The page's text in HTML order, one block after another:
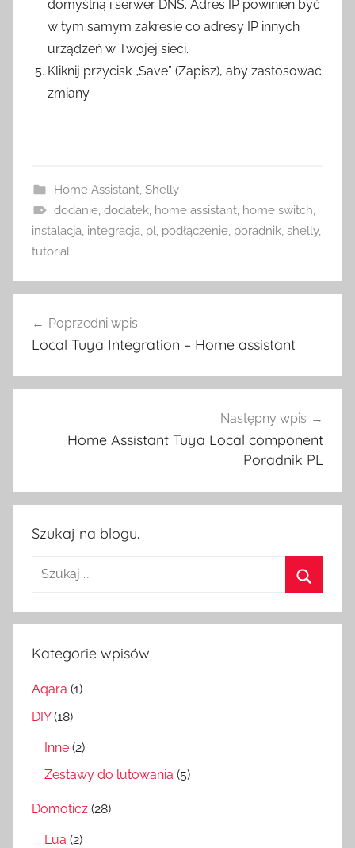
domyślną i serwer DNS. Adres IP powinien być
w tym samym zakresie co adresy IP innych
urządzeń w Twojej sieci.
Kliknij przycisk „Save” (Zapisz), aby zastosować
zmiany.
Home Assistant, Shelly
dodanie, dodatek, home assistant, home switch,
instalacja, integracja, pl, podłączenie, poradnik, shelly,
tutorial
wpisu
Poprzedni wpis
Local Tuya Integration – Home assistant
Następny wpis
Home Assistant Tuya Local component
Poradnik PL
Szukaj na blogu.
Szukaj:
Kategorie wpisów
Aqara (1)
DIY(18)
Inne (2)
Zestawy do lutowania (5)
Domoticz (28)
Lua (2)